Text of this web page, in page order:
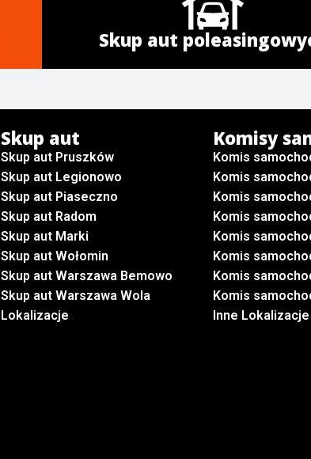
Skup aut
Skup aut
Skup aut Pruszków
Skup aut Legionowo
Skup aut Piaseczno
Skup aut Radom
Skup aut Marki
Skup aut Wołomin
Skup aut Warszawa Bemowo
Skup aut Warszawa Wola
Lokalizacje
Komisy
Komis
Komis
Komis
Komis
Komis
Komis
Komis
Komis
Inne Lokalizacje